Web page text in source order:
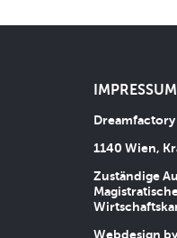
1140 Wien,
Zuständige
Webdesign